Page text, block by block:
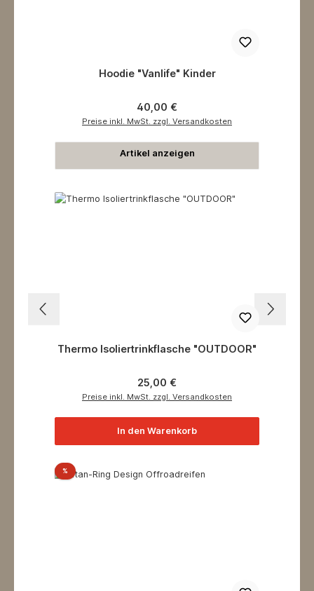
Hoodie "Vanlife" Kinder
Regulärer Preis:
40,00 €
Preise inkl. MwSt. zzgl. Versandkosten
Artikel anzeigen
Thermo Isoliertrinkflasche "OUTDOOR"
Regulärer Preis:
25,00 €
Preise inkl. MwSt. zzgl. Versandkosten
In den Warenkorb
%Rabatt